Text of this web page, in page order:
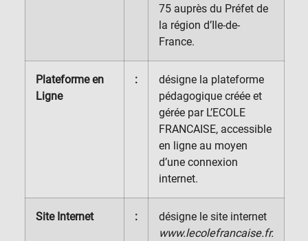
75 auprès du Préfet de
la région d’Ile-de-
France.
Plateforme en
Ligne
:
désigne la plateforme
pédagogique créée et
gérée par L’ECOLE
FRANCAISE, accessible
en ligne au moyen
d’une connexion
internet.
Site Internet :
désigne le site internet
www.lecolefrancaise.fr.